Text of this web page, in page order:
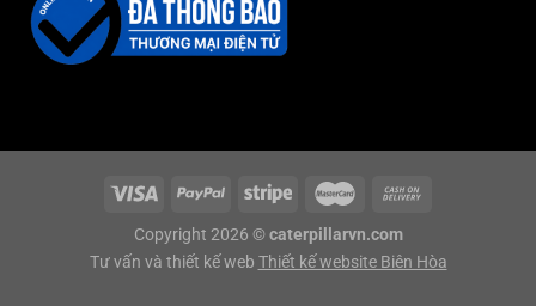
Copyright 2026 © caterpillarvn.com
Tư vấn và thiết kế web Thiết kế website Biên Hòa